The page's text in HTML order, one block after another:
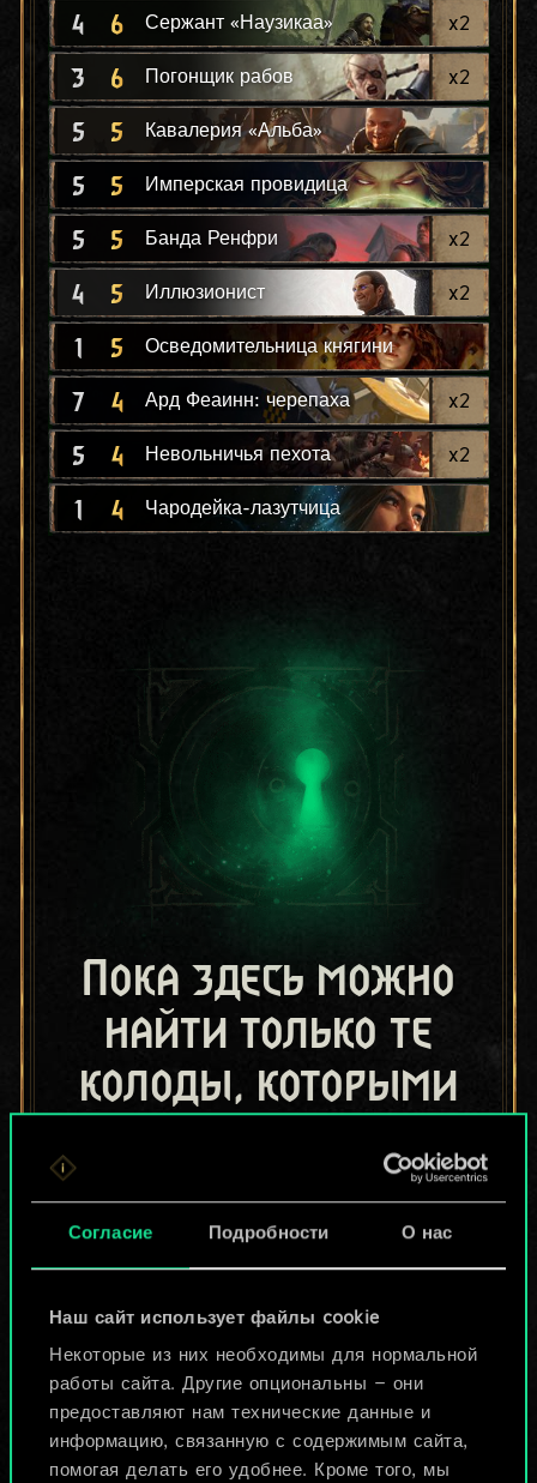
Согласие Подробности О нас
Наш сайт использует файлы cookie
Некоторые из них необходимы для нормальной
работы сайта. Другие опциональны — они
предоставляют нам технические данные и
информацию, связанную с содержимым сайта,
помогая делать его удобнее. Кроме того, мы
4 6 Сержант «Наузикаа» x2
3 6 Погонщик рабов x2
5 5 Кавалерия «Альба»
5 5 Имперская провидица
5 5 Банда Ренфри x2
4 5 Иллюзионист x2
1 5 Осведомительница княгини
7 4 Ард Феаинн: черепаха x2
5 4 Невольничья пехота x2
1 4 Чародейка-лазутчица
Пока здесь можно
найти только те
колоды, которыми
игроки.
Но их может быть
Назвать колоду и описать её
Изменить колоду